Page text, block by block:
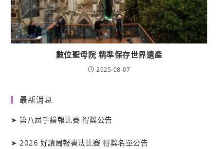
數位聖母院 精準保存世界遺產
2025-08-07
最新消息
➤第八屆手繪報比賽 得獎公告
➤2026 好讀周報書法比賽 得獎名單公告